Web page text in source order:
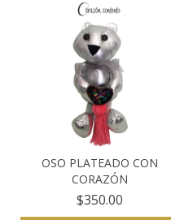
OSO PLATEADO CON
CORAZÓN
$350.00